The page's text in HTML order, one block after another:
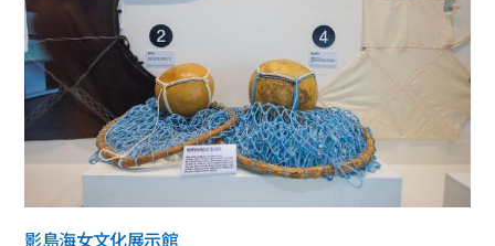
影島海女文化展示館